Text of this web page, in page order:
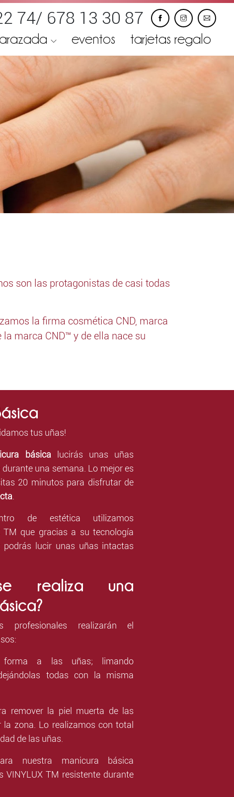
74/ 678 13 30 87
eventos tarjetas regalo
son las protagonistas de casi todas
la firma cosmética CND, marca
marca CND™ y de ella nace su
tus uñas!
básica lucirás unas uñas
una semana. Lo mejor es
20 minutos para disfrutar de
de estética utilizamos
TM que gracias a su tecnología
podrás lucir unas uñas intactas
realiza una
profesionales realizarán el
a las uñas; limando
todas con la misma
remover la piel muerta de las
zona. Lo realizamos con total
de las uñas.
nuestra manicura básica
VINYLUX TM resistente durante